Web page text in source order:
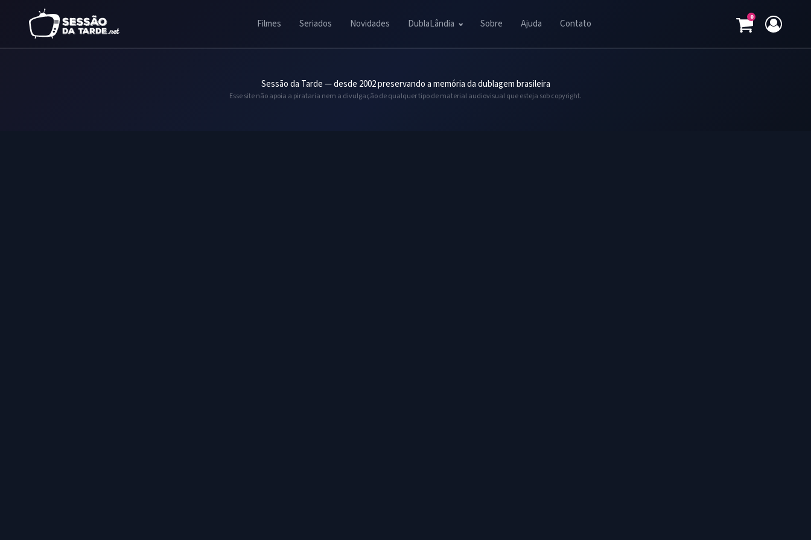
Filmes Seriados Novidades DublaLândia Sobre Ajuda Contato
0
Sessão da Tarde — desde 2002 preservando a memória da dublagem brasileira
Esse site não apoia a pirataria nem a divulgação de qualquer tipo de material audiovisual que esteja sob copyright.